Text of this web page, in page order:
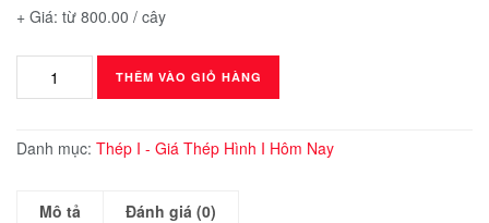
+ Giá: từ 800.00 / cây
số
THÊM VÀO GIỎ HÀNG
Danh mục: Thép I - Giá Thép Hình I Hôm Nay
Mô tả Đánh giá (0)